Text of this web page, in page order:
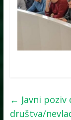
← Javni
društva/